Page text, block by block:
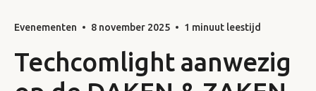
Evenementen 8 november 2025 1 minuut leestijd
Techcomlight aanwezig